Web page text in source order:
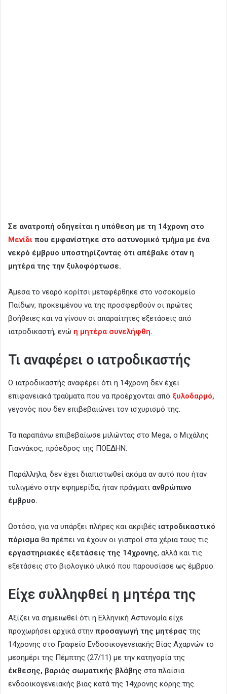
Σε ανατροπή οδηγείται η υπόθεση με τη 14χρονη στο
Μενίδι που εμφανίστηκε στο αστυνομικό τμήμα με ένα
νεκρό έμβρυο υποστηρίζοντας ότι απέβαλε όταν η
μητέρα της την ξυλοφόρτωσε.
Άμεσα το νεαρό κορίτσι μεταφέρθηκε στο νοσοκομείο
Παίδων, προκειμένου να της προσφερθούν οι πρώτες
βοήθειες και να γίνουν οι απαραίτητες εξετάσεις από
ιατροδικαστή, ενώ η μητέρα συνελήφθη.
Τι αναφέρει ο ιατροδικαστής
O ιατροδικαστής αναφέρει ότι η 14χρονη δεν έχει
επιφανειακά τραύματα που να προέρχονται από ξυλοδαρμό,
γεγονός που δεν επιβεβαιώνει τον ισχυρισμό της.
Τα παραπάνω επιβεβαίωσε μιλώντας στο Mega, o Μιχάλης
Γιαννάκος, πρόεδρος της ΠΟΕΔΗΝ.
Παράλληλα, δεν έχει διαπιστωθεί ακόμα αν αυτό που ήταν
τυλιγμένο στην εφημερίδα, ήταν πράγματι ανθρώπινο
έμβρυο.
Ωστόσο, για να υπάρξει πλήρες και ακριβές ιατροδικαστικό
πόρισμα θα πρέπει να έχουν οι γιατροί στα χέρια τους τις
εργαστηριακές εξετάσεις της 14χρονης, αλλά και τις
εξετάσεις στο βιολογικό υλικό που παρουσίασε ως έμβρυο.
Είχε συλληφθεί η μητέρα της
Αξίζει να σημειωθεί ότι η Ελληνική Αστυνομία είχε
προχωρήσει αρχικά στην προσαγωγή της μητέρας της
14χρονης στο Γραφείο Ενδοοικογενειακής Βίας Αχαρνών το
μεσημέρι της Πέμπτης (27/11) με την κατηγορία της
έκθεσης, βαριάς σωματικής βλάβης στα πλαίσια
ενδοοικογενειακής βιας κατά της 14χρονης κόρης της.